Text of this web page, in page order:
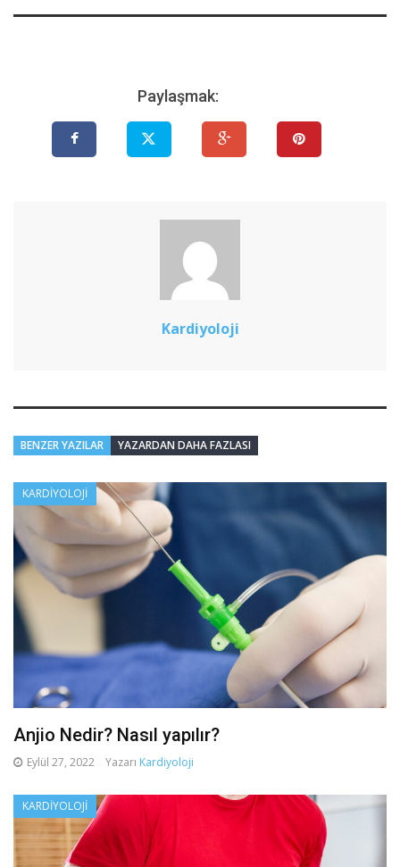
Paylaşmak:
Kardiyoloji
BENZER YAZILAR YAZARDAN DAHA FAZLASI
KARDIYOLOJI
Anjio Nedir? Nasıl yapılır?
Eylül 27, 2022 Yazarı Kardiyoloji
KARDIYOLOJI